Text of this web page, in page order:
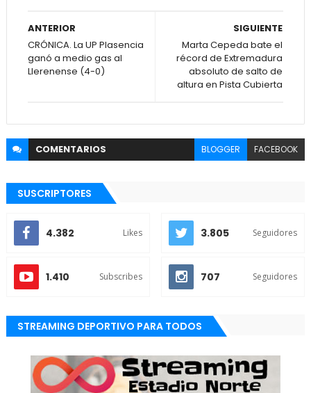
SIGUIENTE
Marta Cepeda bate el
récord de Extremadura
absoluto de salto de
altura en Pista Cubierta
ANTERIOR
CRÓNICA. La UP Plasencia
ganó a medio gas al
Llerenense (4-0)
COMENTARIOS BLOGGER FACEBOOK
SUSCRIPTORES
4.382 Likes 3.805 Seguidores
1.410 Subscribes 707 Seguidores
STREAMING DEPORTIVO PARA TODOS